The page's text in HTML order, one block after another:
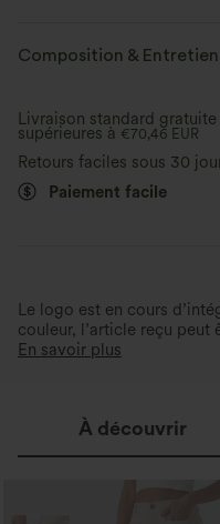
Coupe ajustée Col carré
Élasticité moyenne
Composition & Entretien
Livraison standard
supérieures à €70,46 EUR
Retours faciles sous 30
Paiement facile
Le logo est en cours
couleur, l’article reçu peut
En savoir plus
À découvrir